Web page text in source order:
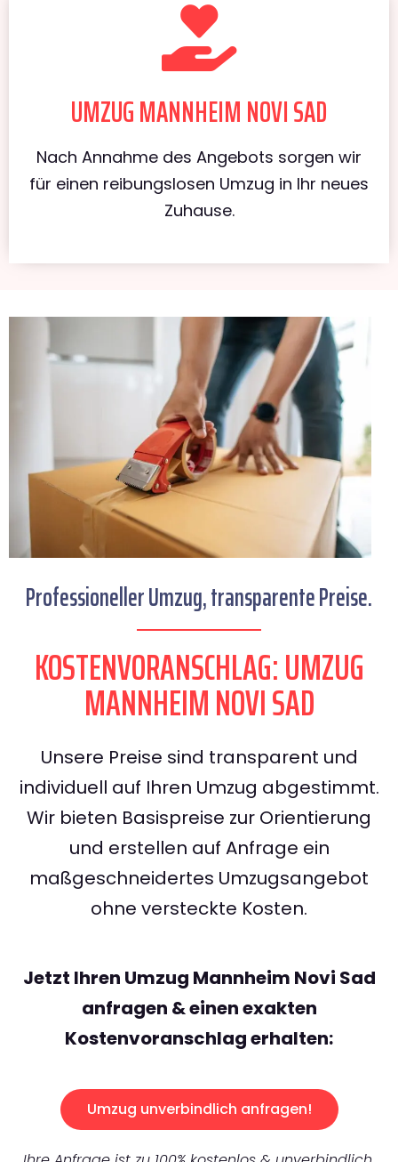
UMZUG MANNHEIM NOVI SAD
Nach Annahme des Angebots sorgen wir
für einen reibungslosen Umzug in Ihr neues
Zuhause.
Professioneller Umzug, transparente Preise.
KOSTENVORANSCHLAG: UMZUG
MANNHEIM NOVI SAD
Unsere Preise sind transparent und
individuell auf Ihren Umzug abgestimmt.
Wir bieten Basispreise zur Orientierung
und erstellen auf Anfrage ein
maßgeschneidertes Umzugsangebot
ohne versteckte Kosten.
Jetzt Ihren Umzug Mannheim Novi Sad
anfragen & einen exakten
Kostenvoranschlag erhalten:
Umzug unverbindlich anfragen!